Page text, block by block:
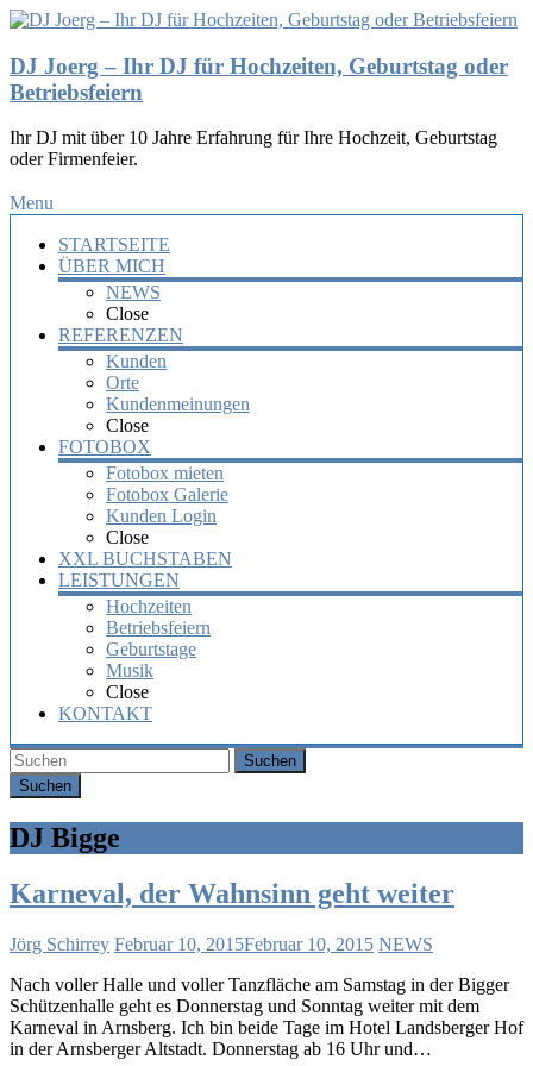
DJ Joerg – Ihr DJ für Hochzeiten, Geburtstag oder
Betriebsfeiern
Ihr DJ mit über 10 Jahre Erfahrung für Ihre Hochzeit, Geburtstag
oder Firmenfeier.
Menu
STARTSEITE
ÜBER MICH
NEWS
Close
REFERENZEN
Kunden
Orte
Kundenmeinungen
Close
FOTOBOX
Fotobox mieten
Fotobox Galerie
Kunden Login
Close
XXL BUCHSTABEN
LEISTUNGEN
Hochzeiten
Betriebsfeiern
Geburtstage
Musik
Close
KONTAKT
Suchen
DJ Bigge
Karneval, der Wahnsinn geht weiter
Jörg Schirrey Februar 10, 2015Februar 10, 2015 NEWS
Nach voller Halle und voller Tanzfläche am Samstag in der Bigger
Schützenhalle geht es Donnerstag und Sonntag weiter mit dem
Karneval in Arnsberg. Ich bin beide Tage im Hotel Landsberger Hof
in der Arnsberger Altstadt. Donnerstag ab 16 Uhr und…